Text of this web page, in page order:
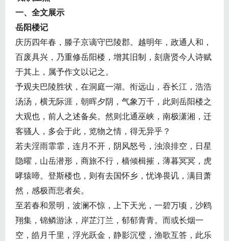
一、全文展示
岳阳楼记
庆历四年春，滕子京谪守巴陵郡。越明年，政通人和，
百废具兴，乃重修岳阳楼，增其旧制，刻唐贤今人诗赋
于其上，属予作文以记之。
予观夫巴陵胜状，在洞庭一湖。衔远山，吞长江，浩浩
汤汤，横无际涯，朝晖夕阴，气象万千，此则岳阳楼之
大观也，前人之述备矣。然则北通巫峡，南极潇湘，迁
客骚人，多会于此，览物之情，得无异乎？
若夫淫雨霏霏，连月不开，阴风怒号，浊浪排空，日星
隐曜，山岳潜形，商旅不行，樯倾楫摧，薄暮冥冥，虎
哮猿啼。登斯楼也，则有去国怀乡，忧谗畏讥，满目萧
然，感极而悲者矣。
至若春和景明，波澜不惊，上下天光，一碧万顷，沙鸥
翔集，锦鳞游泳，岸芷汀兰，郁郁青青。而或长烟一
空，皓月千里，浮光跃金，静影沉璧，渔歌互答，此乐